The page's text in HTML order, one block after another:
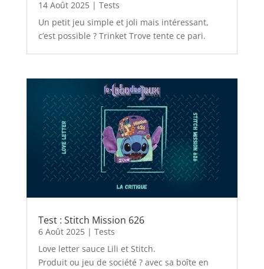
14 Août 2025| Tests
Un petit jeu simple et joli mais intéressant,
c’est possible ? Trinket Trove tente ce pari.
Test : Stitch Mission 626
6 Août 2025| Tests
Love letter sauce Lili et Stitch.
Produit ou jeu de société ? avec sa boîte en